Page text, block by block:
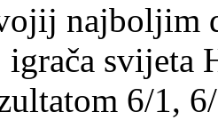
najboljim
svijeta
6/1,